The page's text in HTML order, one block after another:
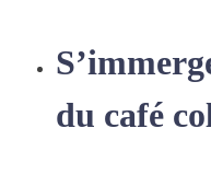
du café